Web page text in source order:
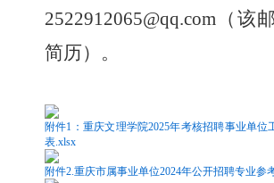
2522912065@qq.com （该
简历）。
附件1：重庆文理学院2025年考核招聘事业单位
表.xlsx
附件2.重庆市属事业单位2024年公开招聘专业参